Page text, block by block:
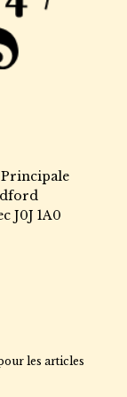
Principale
J0J 1A0
les articles